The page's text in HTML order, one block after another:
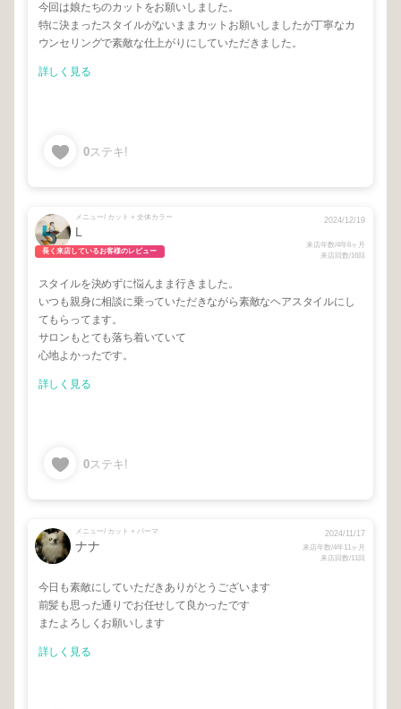
今回は娘たちのカットをお願いしました。
特に決まったスタイルがないままカットお願いしましたが丁寧なカ
ウンセリングで素敵な仕上がりにしていただきました。
詳しく見る
0ステキ!
メニュー/ カット + 全体カラー
L
長く来店しているお客様のレビュー
2024/12/19
来店年数/4年6ヶ月
来店回数/16回
スタイルを決めずに悩んまま行きました。
いつも親身に相談に乗っていただきながら素敵なヘアスタイルにし
てもらってます。
サロンもとても落ち着いていて
心地よかったです。
詳しく見る
0ステキ!
メニュー/ カット + パーマ
ナナ
2024/11/17
来店年数/4年11ヶ月
来店回数/11回
今日も素敵にしていただきありがとうございます
前髪も思った通りでお任せして良かったです
またよろしくお願いします
詳しく見る